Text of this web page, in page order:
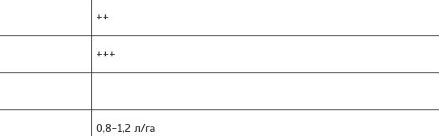
++
+++
0,8-1,2 л/га